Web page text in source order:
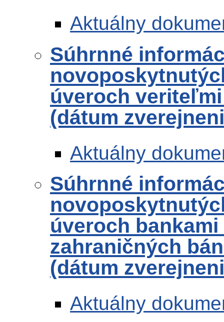
Aktuálny
Súhrnné
úveroch
(dátum
Aktuálny
Súhrnné
úveroch
zahraničných
(dátum
Aktuálny